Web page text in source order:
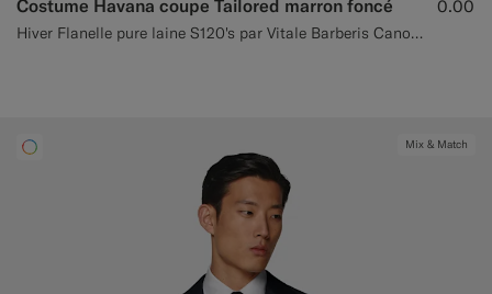
Costume Havana coupe Tailored marron foncé
Hiver Flanelle pure laine S120's par Vitale Barberis Canonico, Italie
0.00
Mix & Match